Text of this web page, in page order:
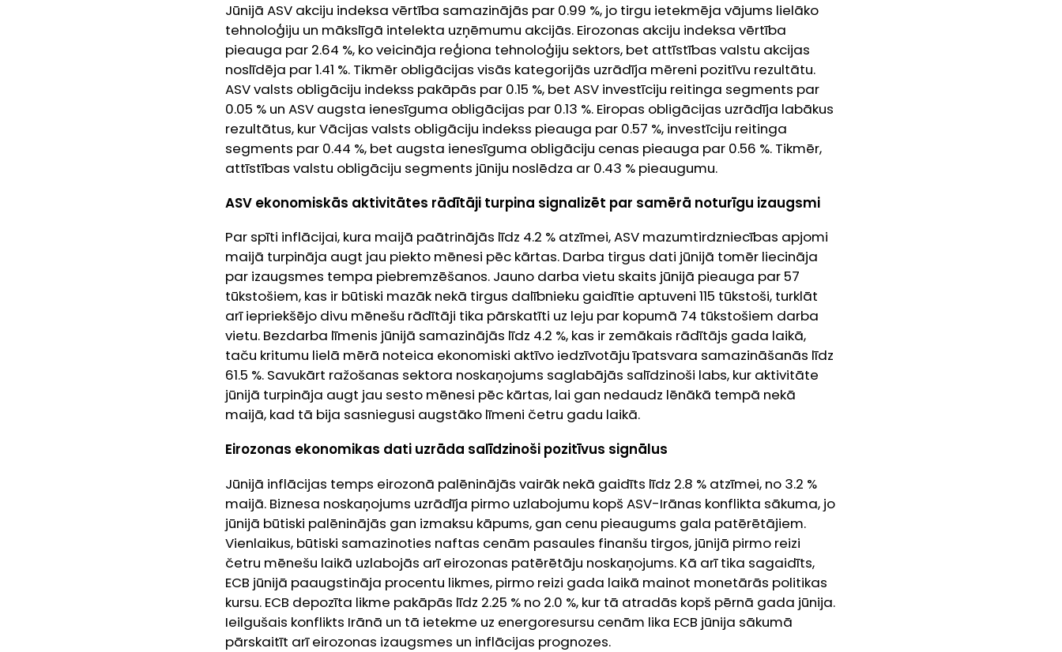
Jūnijā ASV akciju indeksa vērtība samazinājās par 0.99 %, jo tirgu ietekmēja vājums lielāko
tehnoloģiju un mākslīgā intelekta uzņēmumu akcijās. Eirozonas akciju indeksa vērtība
pieauga par 2.64 %, ko veicināja reģiona tehnoloģiju sektors, bet attīstības valstu akcijas
noslīdēja par 1.41 %. Tikmēr obligācijas visās kategorijās uzrādīja mēreni pozitīvu rezultātu.
ASV valsts obligāciju indekss pakāpās par 0.15 %, bet ASV investīciju reitinga segments par
0.05 % un ASV augsta ienesīguma obligācijas par 0.13 %. Eiropas obligācijas uzrādīja labākus
rezultātus, kur Vācijas valsts obligāciju indekss pieauga par 0.57 %, investīciju reitinga
segments par 0.44 %, bet augsta ienesīguma obligāciju cenas pieauga par 0.56 %. Tikmēr,
attīstības valstu obligāciju segments jūniju noslēdza ar 0.43 % pieaugumu.
ASV ekonomiskās aktivitātes rādītāji turpina signalizēt par samērā noturīgu izaugsmi
Par spīti inflācijai, kura maijā paātrinājās līdz 4.2 % atzīmei, ASV mazumtirdzniecības apjomi
maijā turpināja augt jau piekto mēnesi pēc kārtas. Darba tirgus dati jūnijā tomēr liecināja
par izaugsmes tempa piebremzēšanos. Jauno darba vietu skaits jūnijā pieauga par 57
tūkstošiem, kas ir būtiski mazāk nekā tirgus dalībnieku gaidītie aptuveni 115 tūkstoši, turklāt
arī iepriekšējo divu mēnešu rādītāji tika pārskatīti uz leju par kopumā 74 tūkstošiem darba
vietu. Bezdarba līmenis jūnijā samazinājās līdz 4.2 %, kas ir zemākais rādītājs gada laikā,
taču kritumu lielā mērā noteica ekonomiski aktīvo iedzīvotāju īpatsvara samazināšanās līdz
61.5 %. Savukārt ražošanas sektora noskaņojums saglabājās salīdzinoši labs, kur aktivitāte
jūnijā turpināja augt jau sesto mēnesi pēc kārtas, lai gan nedaudz lēnākā tempā nekā
maijā, kad tā bija sasniegusi augstāko līmeni četru gadu laikā.
Eirozonas ekonomikas dati uzrāda salīdzinoši pozitīvus signālus
Jūnijā inflācijas temps eirozonā palēninājās vairāk nekā gaidīts līdz 2.8 % atzīmei, no 3.2 %
maijā. Biznesa noskaņojums uzrādīja pirmo uzlabojumu kopš ASV-Irānas konflikta sākuma, jo
jūnijā būtiski palēninājās gan izmaksu kāpums, gan cenu pieaugums gala patērētājiem.
Vienlaikus, būtiski samazinoties naftas cenām pasaules finanšu tirgos, jūnijā pirmo reizi
četru mēnešu laikā uzlabojās arī eirozonas patērētāju noskaņojums. Kā arī tika sagaidīts,
ECB jūnijā paaugstināja procentu likmes, pirmo reizi gada laikā mainot monetārās politikas
kursu. ECB depozīta likme pakāpās līdz 2.25 % no 2.0 %, kur tā atradās kopš pērnā gada jūnija.
Ieilgušais konflikts Irānā un tā ietekme uz energoresursu cenām lika ECB jūnija sākumā
pārskaitīt arī eirozonas izaugsmes un inflācijas prognozes.